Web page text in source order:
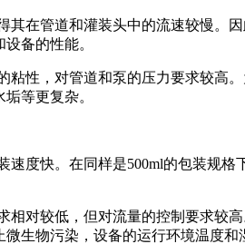
管道和灌装头中的流速较慢。因
备的性能。
性，对管道和泵的压力要求较高。
等更复杂。
快。在同样是500ml的包装规格
较低，但对流量的控制要求较高
生物污染，设备的运行环境温度和